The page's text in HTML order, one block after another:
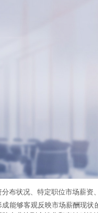
布状况、特定职位市场薪
能够客观反映市场薪酬现